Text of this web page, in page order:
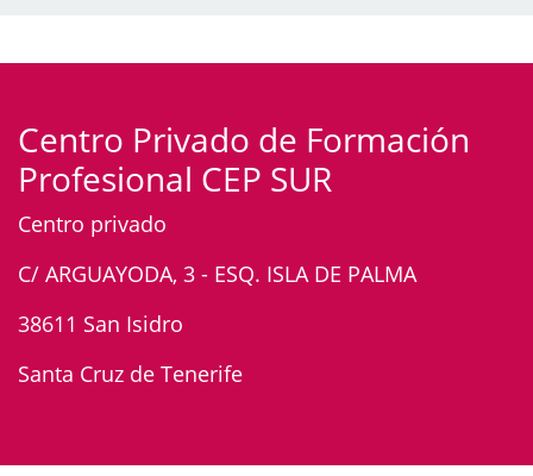
Centro Privado de Formación
Profesional CEP SUR
Centro privado
C/ ARGUAYODA, 3 - ESQ. ISLA DE PALMA
38611 San Isidro
Santa Cruz de Tenerife